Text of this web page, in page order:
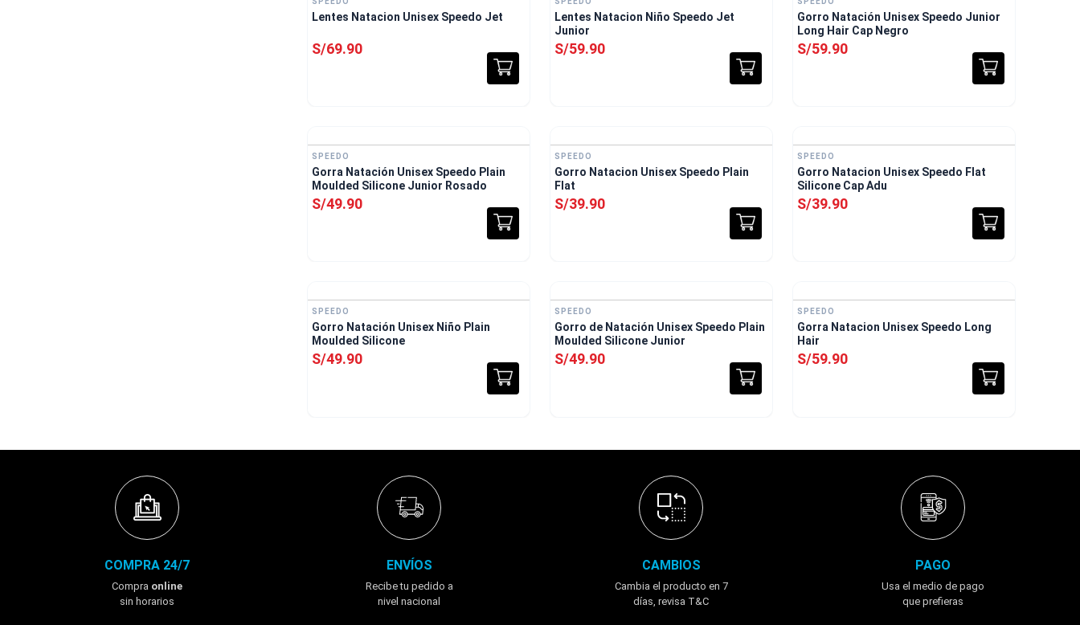
Lentes Natacion Unisex Speedo Jet
S/69.90
Lentes Natacion Niño Speedo Jet
Junior
S/59.90
Gorro Natación Unisex Speedo Junior
Long Hair Cap Negro
S/59.90
SPEEDO
Gorra Natación Unisex Speedo Plain
Moulded Silicone Junior Rosado
S/49.90
SPEEDO
Gorro Natacion Unisex Speedo Plain
Flat
S/39.90
SPEEDO
Gorro Natacion Unisex Speedo Flat
Silicone Cap Adu
S/39.90
SPEEDO
Gorro Natación Unisex Niño Plain
Moulded Silicone
S/49.90
SPEEDO
Gorro de Natación Unisex Speedo Plain
Moulded Silicone Junior
S/49.90
SPEEDO
Gorra Natacion Unisex Speedo Long
Hair
S/59.90
COMPRA 24/7
Compra online
sin horarios
ENVÍOS
Recibe tu pedido a
nivel nacional
CAMBIOS
Cambia el producto en 7
días, revisa T&C
PAGO
Usa el medio de pago
que prefieras